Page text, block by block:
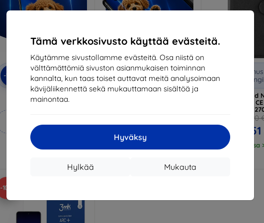
Tämä verkkosivusto käyttää evästeitä.
Käytämme sivustollamme evästeitä. Osa niistä on
välttämättömiä sivuston asianmukaisen toiminnan
kannalta, kun taas toiset auttavat meitä analysoimaan
kävijäliikennettä sekä mukauttamaan sisältöä ja
mainontaa.
Hyväksy
Mukauta
Hylkää
-10%
Alennus
kupongilla
EXTRA10
3mk Silverprotection+
protective film
valmistettu
20,89 €
Varastossa > 5 kpl
-10%
Alennus
kupongilla
EXTRA10
valmistettu
21,90 €
Varastossa 4 kpl
-10%
Alennus
Tactical Field
Oneplus Nord
13,90
Varastossa
-10%